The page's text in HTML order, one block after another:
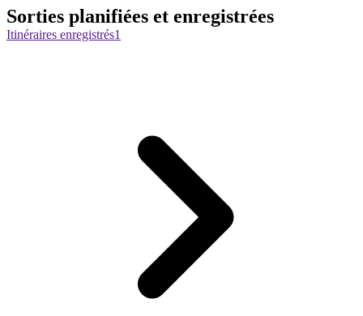
Sorties planifiées et enregistrées
Itinéraires enregistrés1